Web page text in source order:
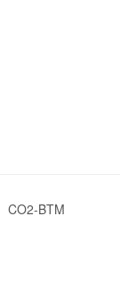
CO2-BTM